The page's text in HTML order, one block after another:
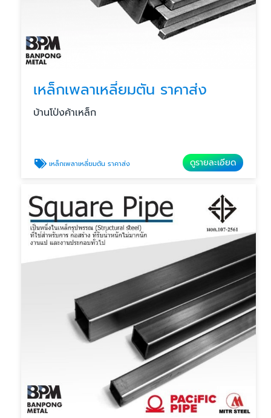
เหล็กเพลาเหลี่ยมตัน ราคาส่ง
บ้านโป่งค้าเหล็ก
เหล็กเพลาเหลี่ยมตัน ราคาส่ง ดูรายละเอียด